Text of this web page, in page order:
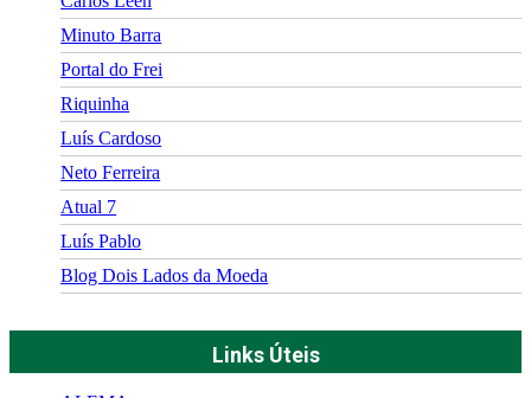
Minuto Barra
Portal do Frei
Riquinha
Luís Cardoso
Neto Ferreira
Atual 7
Luís Pablo
Blog Dois Lados da Moeda
Links Úteis